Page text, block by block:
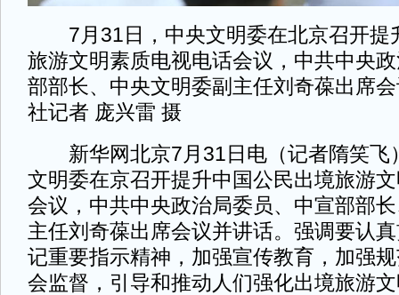
7月31日，中央文明委在北京召开提
旅游文明素质电视电话会议，中共中央
部部长、中央文明委副主任刘奇葆出席
社记者 庞兴雷 摄
新华网北京7月31日电（记者隋笑飞
文明委在京召开提升中国公民出境旅游
会议，中共中央政治局委员、中宣部部
主任刘奇葆出席会议并讲话。强调要认
记重要指示精神，加强宣传教育，加强
会监督，引导和推动人们强化出境旅游